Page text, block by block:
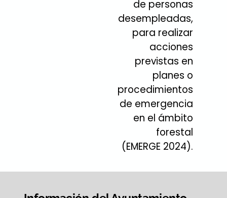
de personas
desempleadas,
para realizar
acciones
previstas en
planes o
procedimientos
de emergencia
en el ámbito
forestal
(EMERGE 2024).